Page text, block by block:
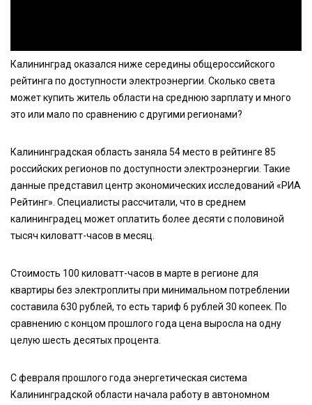
Калининград оказался ниже середины общероссийского
рейтинга по доступности электроэнергии. Сколько света
может купить житель области на среднюю зарплату и много
это или мало по сравнению с другими регионами?
Калининградская область заняла 54 место в рейтинге 85
российских регионов по доступности электроэнергии. Такие
данные представил центр экономических исследований «РИА
Рейтинг». Специалисты рассчитали, что в среднем
калининградец может оплатить более десяти с половиной
тысяч киловатт-часов в месяц.
Стоимость 100 киловатт-часов в марте в регионе для
квартиры без электроплиты при минимальном потреблении
составила 630 рублей, то есть тариф 6 рублей 30 копеек. По
сравнению с концом прошлого года цена выросла на одну
целую шесть десятых процента.
С февраля прошлого года энергетическая система
Калининградской области начала работу в автономном